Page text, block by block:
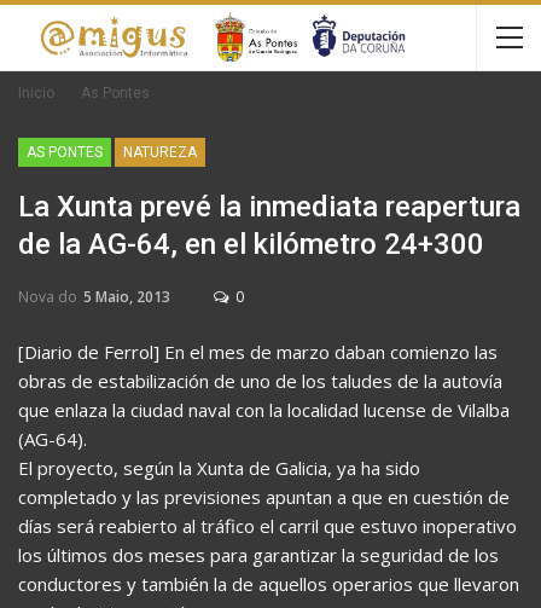
Inicio As Pontes
AS PONTES NATUREZA
La Xunta prevé la inmediata reapertura
de la AG-64, en el kilómetro 24+300
Nova do 5 Maio, 2013 0
[Diario de Ferrol] En el mes de marzo daban comienzo las
obras de estabilización de uno de los taludes de la autovía
que enlaza la ciudad naval con la localidad lucense de Vilalba
(AG-64).
El proyecto, según la Xunta de Galicia, ya ha sido
completado y las previsiones apuntan a que en cuestión de
días será reabierto al tráfico el carril que estuvo inoperativo
los últimos dos meses para garantizar la seguridad de los
conductores y también la de aquellos operarios que llevaron